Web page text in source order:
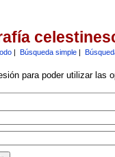
| Búsqueda simple|
para poder utilizar las